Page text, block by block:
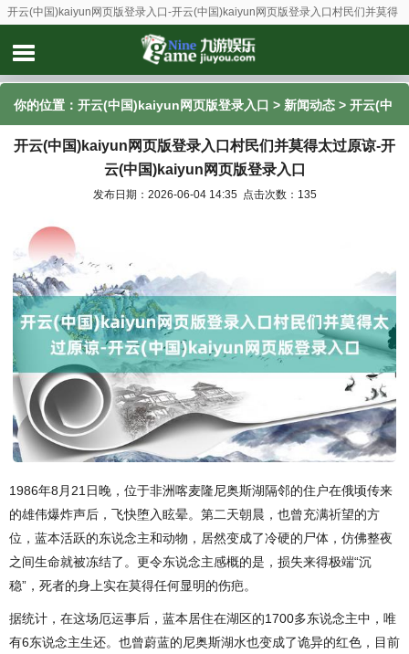
开云(中国)kaiyun网页版登录入口-开云(中国)kaiyun网页版登录入口村民们并莫得
太过原谅-开云(中国)kaiyun网页版登录入口
你的位置： 开云(中国)kaiyun网页版登录入口 > 新闻动态 > 开云(中
国)kaiyun网页版登录入口村民们并莫得太过原谅-开云(中
国)kaiyun网页版登录入口
开云(中国)kaiyun网页版登录入口村民们并莫得太过原谅-开
云(中国)kaiyun网页版登录入口
发布日期：2026-06-04 14:35 点击次数：135
1986年8月21日晚，位于非洲喀麦隆尼奥斯湖隔邻的住户在俄顷传来
的雄伟爆炸声后，飞快堕入眩晕。第二天朝晨，也曾充满祈望的方
位，蓝本活跃的东说念主和动物，居然变成了冷硬的尸体，仿佛整夜
之间生命就被冻结了。更令东说念主感概的是，损失来得极端“沉
稳”，死者的身上实在莫得任何显明的伤疤。
据统计，在这场厄运事后，蓝本居住在湖区的1700多东说念主中，唯
有6东说念主生还。也曾蔚蓝的尼奥斯湖水也变成了诡异的红色，目前